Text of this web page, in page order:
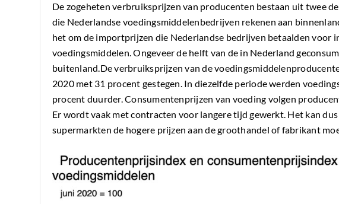
De zogeheten verbruiksprijzen van producenten bestaan uit twee
die Nederlandse voedingsmiddelenbedrijven rekenen aan
het om de importprijzen die Nederlandse bedrijven betaalden voor
voedingsmiddelen. Ongeveer de helft van de in Nederland
buitenland.De verbruiksprijzen van de
2020 met 31 procent gestegen. In diezelfde periode werden
procent duurder. Consumentenprijzen van voeding volgen
Er wordt vaak met contracten voor langere tijd gewerkt. Het kan
supermarkten de hogere prijzen aan de groothandel of fabrikant